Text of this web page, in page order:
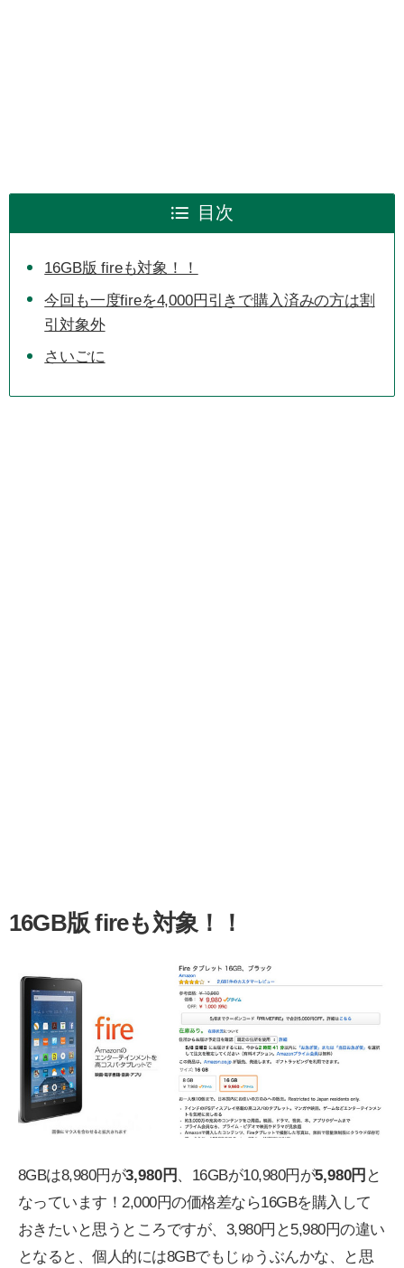
目次
16GB版 fireも対象！！
今回も一度fireを4,000円引きで購入済みの方は割
引対象外
さいごに
16GB版 fireも対象！！
8GBは8,980円が3,980円 、16GBが10,980円が5,980円 と
なっています！2,000円の価格差なら16GBを購入して
おきたいと思うところですが、3,980円と5,980円の違い
となると、個人的には8GBでもじゅうぶんかな、と思